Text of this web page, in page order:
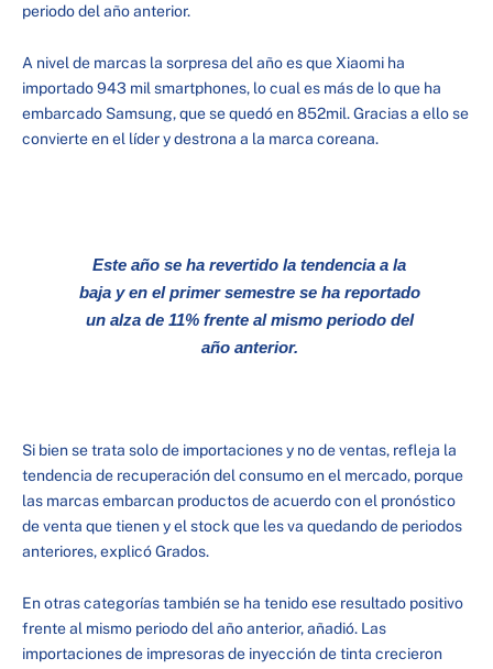
periodo del año anterior.
A nivel de marcas la sorpresa del año es que Xiaomi ha
importado 943 mil smartphones, lo cual es más de lo que ha
embarcado Samsung, que se quedó en 852mil. Gracias a ello se
convierte en el líder y destrona a la marca coreana.
Este año se ha revertido la tendencia a la
baja y en el primer semestre se ha reportado
un alza de 11% frente al mismo periodo del
año anterior.
Si bien se trata solo de importaciones y no de ventas, refleja la
tendencia de recuperación del consumo en el mercado, porque
las marcas embarcan productos de acuerdo con el pronóstico
de venta que tienen y el stock que les va quedando de periodos
anteriores, explicó Grados.
En otras categorías también se ha tenido ese resultado positivo
frente al mismo periodo del año anterior, añadió. Las
importaciones de impresoras de inyección de tinta crecieron